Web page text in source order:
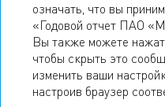
Некоторые заявления,
являются «заявлениями,
относительно будущих
различных рисков.
возможность изменения
означать, что вы
«Годовой отчет ПАО
Вы также можете
чтобы скрыть это
изменить ваши
настроив браузер